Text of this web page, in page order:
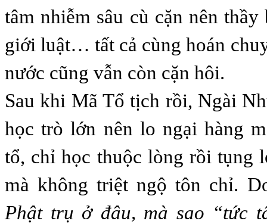
tâm nhiễm sâu cù cặn nên thầy
giới luật… tất cả cùng hoán
nước cũng vẫn còn cặn hôi.
Sau khi Mã Tổ tịch rồi, Ngài
học trò lớn nên lo ngại hàng
tổ, chỉ học thuộc lòng rồi tụng
mà không triệt ngộ tôn chỉ.
Phật trụ ở đâu, mà sao “tức